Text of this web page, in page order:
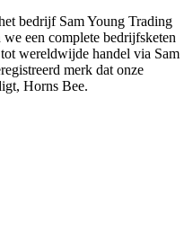
bedrijf Sam Young Trading
een complete bedrijfsketen
wereldwijde handel via Sam
merk dat onze
Horns Bee.